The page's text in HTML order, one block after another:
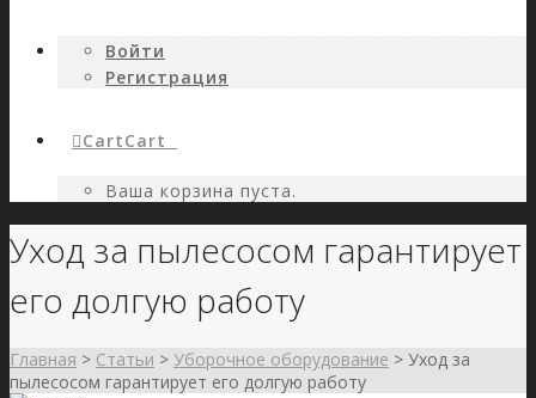
Войти
Регистрация
CartCart
Ваша корзина пуста.
Уход за пылесосом гарантирует
его долгую работу
Главная > Статьи > Уборочное оборудование > Уход за
пылесосом гарантирует его долгую работу